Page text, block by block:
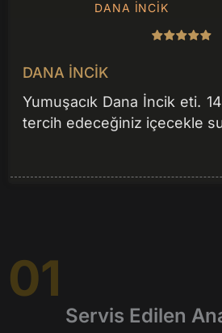
DANA İNCIK
DANA İNCIK
Yumuşacık Dana İncik eti.
tercih edeceğiniz içecekle
01
Servis Edilen